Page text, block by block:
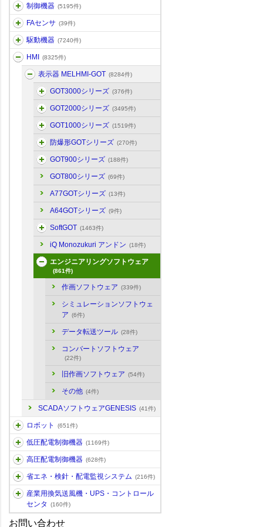
制御機器 (5195件)
FAセンサ (39件)
駆動機器 (7240件)
HMI (8325件)
表示器 MELHMI-GOT (8284件)
GOT3000シリーズ (376件)
GOT2000シリーズ (3495件)
GOT1000シリーズ (1519件)
防爆形GOTシリーズ (270件)
GOT900シリーズ (188件)
GOT800シリーズ (69件)
A77GOTシリーズ (13件)
A64GOTシリーズ (9件)
SoftGOT (1463件)
iQ Monozukuri アンドン (18件)
エンジニアリングソフトウェア
(861件)
作画ソフトウェア (339件)
シミュレーションソフトウェ
ア (6件)
データ転送ツール (28件)
コンバートソフトウェア
(22件)
旧作画ソフトウェア (54件)
その他 (4件)
SCADAソフトウェアGENESIS (41件)
ロボット (651件)
低圧配電制御機器 (1169件)
高圧配電制御機器 (628件)
省エネ・検針・配電監視システム (216件)
産業用換気送風機・UPS・コントロール
センタ
(160件)
お問い合わせ